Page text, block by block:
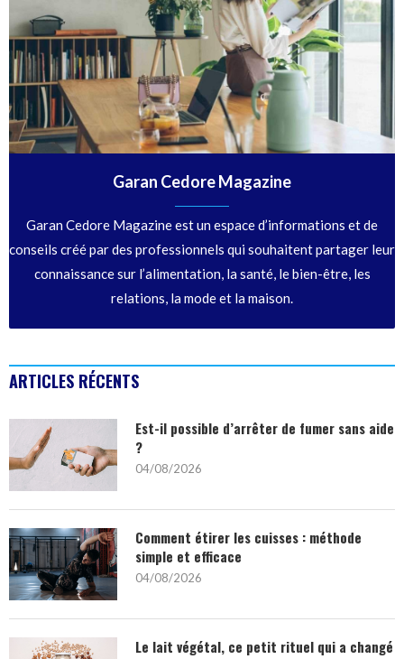
Garan Cedore Magazine
Garan Cedore Magazine est un espace d’informations et de
conseils créé par des professionnels qui souhaitent partager leur
connaissance sur l’alimentation, la santé, le bien-être, les
relations, la mode et la maison.
ARTICLES RÉCENTS
Est-il possible d’arrêter de fumer sans aide
?
04/08/2026
Comment étirer les cuisses : méthode
simple et efficace
04/08/2026
Le lait végétal, ce petit rituel qui a changé